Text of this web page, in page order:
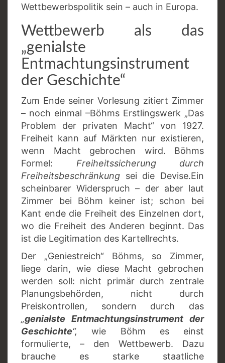
Wettbewerbspolitik sein – auch in Europa.
Wettbewerb als das
„genialste
Entmachtungsinstrument
der Geschichte“
Zum Ende seiner Vorlesung zitiert Zimmer
– noch einmal –Böhms Erstlingswerk „Das
Problem der privaten Macht“ von 1927.
Freiheit kann auf Märkten nur existieren,
wenn Macht gebrochen wird. Böhms
Formel: Freiheitssicherung durch
Freiheitsbeschränkung sei die Devise.Ein
scheinbarer Widerspruch – der aber laut
Zimmer bei Böhm keiner ist; schon bei
Kant ende die Freiheit des Einzelnen dort,
wo die Freiheit des Anderen beginnt. Das
ist die Legitimation des Kartellrechts.
Der „Geniestreich“ Böhms, so Zimmer,
liege darin, wie diese Macht gebrochen
werden soll: nicht primär durch zentrale
Planungsbehörden, nicht durch
Preiskontrollen, sondern durch das
„genialste Entmachtungsinstrument der
Geschichte“, wie Böhm es einst
formulierte, – den Wettbewerb. Dazu
brauche es starke staatliche